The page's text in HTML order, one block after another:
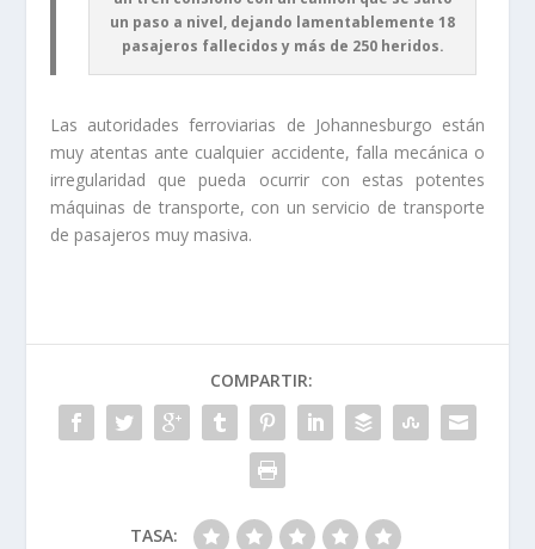
un paso a nivel, dejando lamentablemente 18
pasajeros fallecidos y más de 250 heridos.
Las autoridades ferroviarias de Johannesburgo están
muy atentas ante cualquier accidente, falla mecánica o
irregularidad que pueda ocurrir con estas potentes
máquinas de transporte, con un servicio de transporte
de pasajeros muy masiva.
COMPARTIR:
TASA: